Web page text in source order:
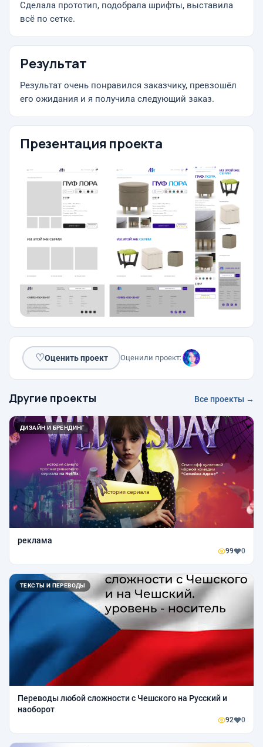
Сделала прототип, подобрала шрифты, выставила
всё по сетке.
Результат
Результат очень понравился заказчику, превзошёл
его ожидания и я получила следующий заказ.
Презентация проекта
♡Оценить проект Оценили проект:
Другие проекты Все проекты →
ДИЗАЙН И БРЕНДИНГ
реклама
99 0
ТЕКСТЫ И ПЕРЕВОДЫ
Переводы любой сложности с Чешского на Русский и
наоборот
92 0